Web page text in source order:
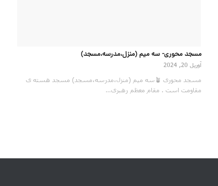
مسجد محوری- سه میم ‌(منزل،مدرسه،مسجد)
آوریل 20, 2024
مسجد محوری 🪴سه میم ‌(منزل،مدرسه،مسجد) مسجد هسته ی
مقاومت است . مقام معظم رهبری…